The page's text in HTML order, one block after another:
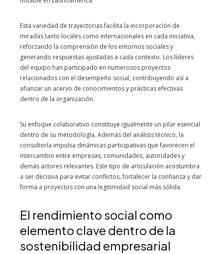
Esta variedad de trayectorias facilita la incorporación de
miradas tanto locales como internacionales en cada iniciativa,
reforzando la comprensión de los entornos sociales y
generando respuestas ajustadas a cada contexto. Los líderes
del equipo han participado en numerosos proyectos
relacionados con el desempeño social, contribuyendo así a
afianzar un acervo de conocimientos y prácticas efectivas
dentro de la organización.
Su enfoque colaborativo constituye igualmente un pilar esencial
dentro de su metodología. Además del análisis técnico, la
consultoría impulsa dinámicas participativas que favorecen el
intercambio entre empresas, comunidades, autoridades y
demás actores relevantes. Este tipo de articulación acostumbra
a ser decisiva para evitar conflictos, fortalecer la confianza y dar
forma a proyectos con una legitimidad social más sólida.
El rendimiento social como
elemento clave dentro de la
sostenibilidad empresarial